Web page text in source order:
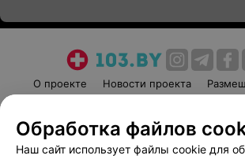
О проекте Новости проекта
Пользовательское соглашение
Вакансии
Партнеры
Обработка файлов
Наш сайт использует файлы cookie для